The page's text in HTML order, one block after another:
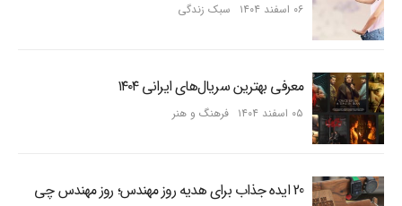
۰۶ اسفند ۱۴۰۴ سبک زندگی
معرفی بهترین سریال‌های ایرانی ۱۴۰۴
۰۵ اسفند ۱۴۰۴ فرهنگ و هنر
20 ایده جذاب برای هدیه روز مهندس؛ روز مهندس چی